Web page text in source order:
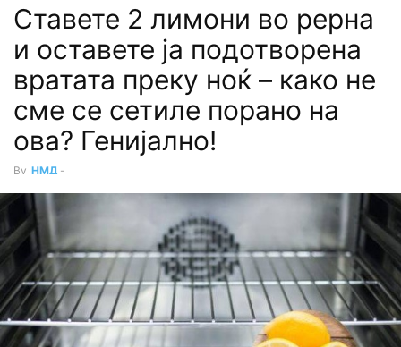
Ставете 2 лимони во рерна
и оставете ја подотворена
вратата преку ноќ – како не
сме се сетиле порано на
ова? Генијално!
By НМД -